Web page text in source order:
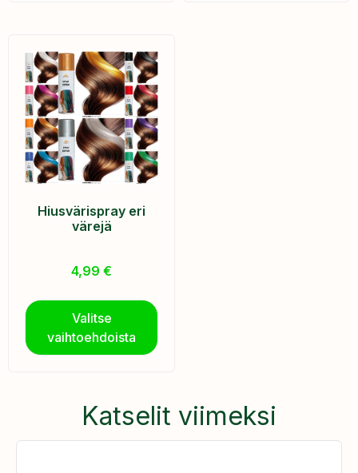
Hiusvärispray eri
värejä
4,99 €
Valitse
vaihtoehdoista
Katselit viimeksi